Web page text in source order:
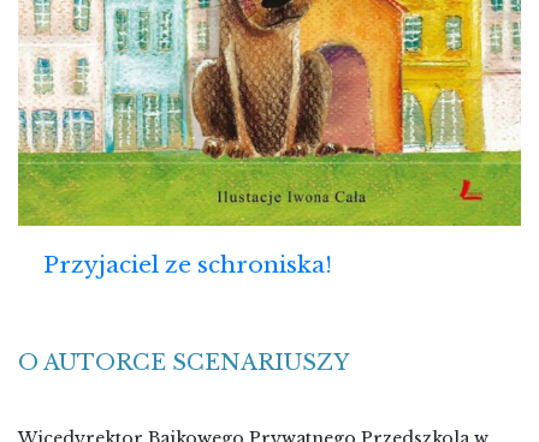
Przyjaciel ze schroniska!
O AUTORCE SCENARIUSZY